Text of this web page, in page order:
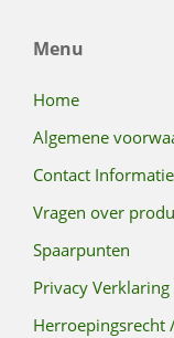
Menu
Home
Algemene
Contact Informatie
Vragen over
Spaarpunten
Privacy Verklaring
Herroepingsrecht